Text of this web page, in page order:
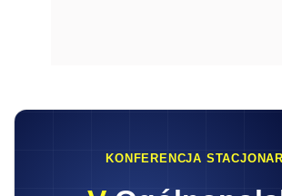
KONFERENCJA